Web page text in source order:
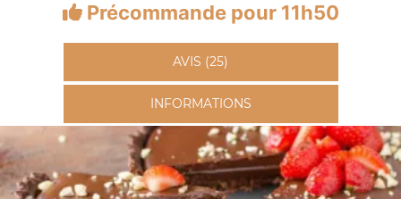
Précommande pour 11h50
AVIS (25)
INFORMATIONS